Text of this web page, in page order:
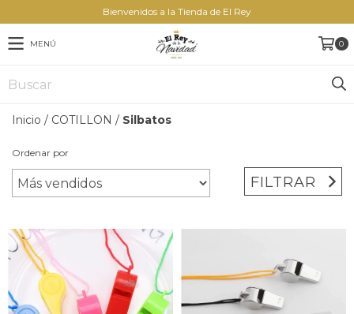
Bienvenidos a la Tienda de El Rey
MENÚ 0
Inicio / COTILLON / Silbatos
Ordenar por
FILTRAR